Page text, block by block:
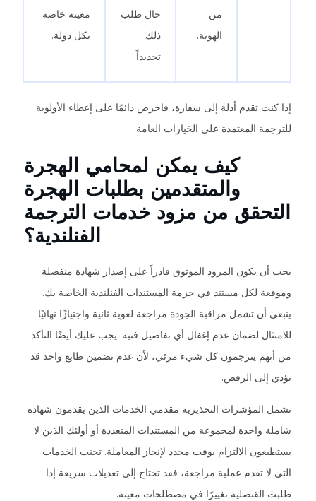
من
الهوية.
حال طلب
ذلك
تحديداً.
معينة خاصة
بكل دولة.
إذا كنت تقدم أدلة إلى سفارة، فاحرص دائمًا على إعطاء الأولوية
للترجمة المعتمدة على الخيارات العامة.
كيف يمكن لمحامي الهجرة
والمتقدمين بطلبات الهجرة
التحقق من مزود خدمات الترجمة
الفنلندية؟
يجب أن يكون المزود الموثوق قادراً على إصدار شهادة منفصلة
وموقعة لكل مستند في حزمة المستندات الفنلندية الخاصة بك.
ينبغي أن تشمل مراقبة الجودة مراجعة لغوية ثانية واجتيازًا نهائيًا
للامتثال لضمان عدم إغفال أي تفاصيل فنية. يجب عليك أيضًا التأكد
من أنهم يترجمون كل شيء مرئي، لأن عدم تضمين طابع واحد قد
يؤدي إلى الرفض.
تشمل المؤشرات التحذيرية مقدمي الخدمات الذين يقدمون شهادة
شاملة واحدة لمجموعة من المستندات المتعددة أو أولئك الذين لا
يستطيعون الالتزام بوقت محدد لإنجاز المعاملة. تجنب الخدمات
التي لا تقدم عملية مراجعة، فقد تحتاج إلى تعديلات سريعة إذا
طلبت القنصلية تغييرًا في مصطلحات معينة.